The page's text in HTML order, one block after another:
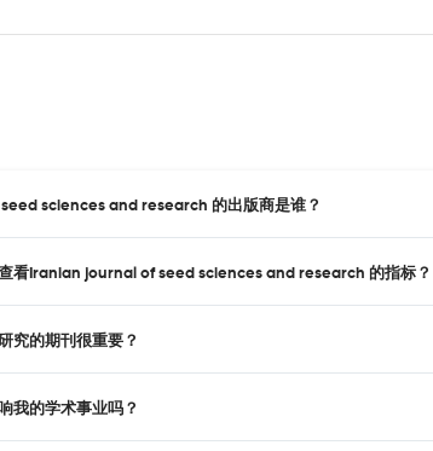
sciences and research 的出版商是谁？
看Iranian journal of seed sciences and research 的指标？
究的期刊很重要？
我的学术事业吗？